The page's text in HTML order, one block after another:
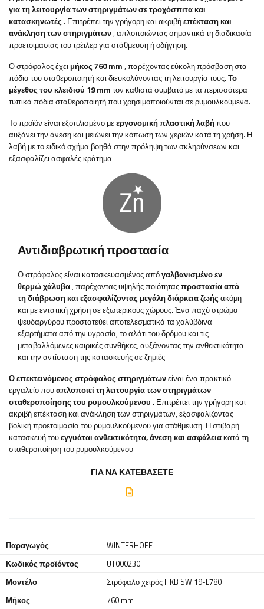
για τη λειτουργία των στηριγμάτων σε τροχόσπιτα και
κατασκηνωτές . Επιτρέπει την γρήγορη και ακριβήεπέκταση και
ανάκληση των στηριγμάτων, απλοποιώντας σημαντικά τη διαδικασία
προετοιμασίας του τρέιλερ για στάθμευση ή οδήγηση.
Ο στρόφαλος έχει μήκος 760 mm , παρέχοντας εύκολη πρόσβαση στα
πόδια του σταθεροποιητή και διευκολύνοντας τη λειτουργία τους. Το
μέγεθος του κλειδιού 19 mm τον καθιστά συμβατό με τα περισσότερα
τυπικά πόδια σταθεροποιητή που χρησιμοποιούνται σε ρυμουλκούμενα.
Το προϊόν είναι εξοπλισμένο μεεργονομική πλαστική λαβήπου
αυξάνει την άνεση και μειώνει την κόπωση των χεριών κατά τη χρήση. Η
λαβή με το ειδικό σχήμα βοηθά στην πρόληψη των σκληρύνσεων και
εξασφαλίζει ασφαλές κράτημα.
Αντιδιαβρωτική προστασία
Ο στρόφαλος είναι κατασκευασμένος απόγαλβανισμένο εν
θερμώ χάλυβα, παρέχοντας υψηλής ποιότηταςπροστασία από
τη διάβρωση και εξασφαλίζοντας μεγάλη διάρκεια ζωήςακόμη
και με εντατική χρήση σε εξωτερικούς χώρους. Ένα παχύ στρώμα
ψευδαργύρου προστατεύει αποτελεσματικά τα χαλύβδινα
εξαρτήματα από την υγρασία, το αλάτι του δρόμου και τις
μεταβαλλόμενες καιρικές συνθήκες, αυξάνοντας την ανθεκτικότητα
και την αντίσταση της κατασκευής σε ζημιές.
Ο επεκτεινόμενος στρόφαλος στηριγμάτωνείναι ένα πρακτικό
εργαλείο πουαπλοποιεί τη λειτουργία των στηριγμάτων
σταθεροποίησης του ρυμουλκούμενου . Επιτρέπει την γρήγορη και
ακριβή επέκταση και ανάκληση των στηριγμάτων, εξασφαλίζοντας
βολική προετοιμασία του ρυμουλκούμενου για στάθμευση. Η στιβαρή
κατασκευή τουεγγυάται ανθεκτικότητα, άνεση και ασφάλειακατά τη
σταθεροποίηση του ρυμουλκούμενου.
ΓΙΑ ΝΑ ΚΑΤΕΒΆΣΕΤΕ
Παραγωγός
WINTERHOFF
Κωδικός προϊόντος
UT000230
Μοντέλο
Στρόφαλο χειρός HKB SW 19-L780
Μήκος
760 mm